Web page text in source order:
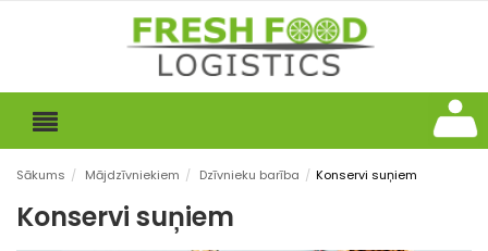
Sākums / Mājdzīvniekiem / Dzīvnieku barība / Konservi suņiem
Konservi suņiem